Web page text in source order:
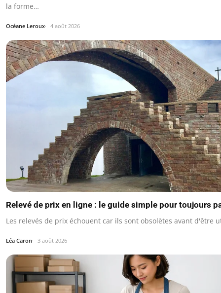
la forme…
Océane Leroux 4 août 2026
Relevé de prix en ligne : le guide simple pour toujours
Les relevés de prix échouent car ils sont obsolètes avant d'être
Léa Caron 3 août 2026